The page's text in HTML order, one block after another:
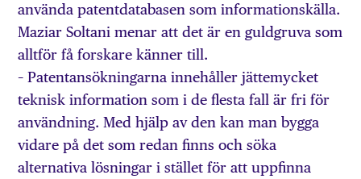
använda patentdatabasen som informationskälla.
Maziar Soltani menar att det är en guldgruva som
alltför få forskare känner till.
– Patentansökningarna innehåller jättemycket
teknisk information som i de flesta fall är fri för
användning. Med hjälp av den kan man bygga
vidare på det som redan finns och söka
alternativa lösningar i stället för att uppfinna